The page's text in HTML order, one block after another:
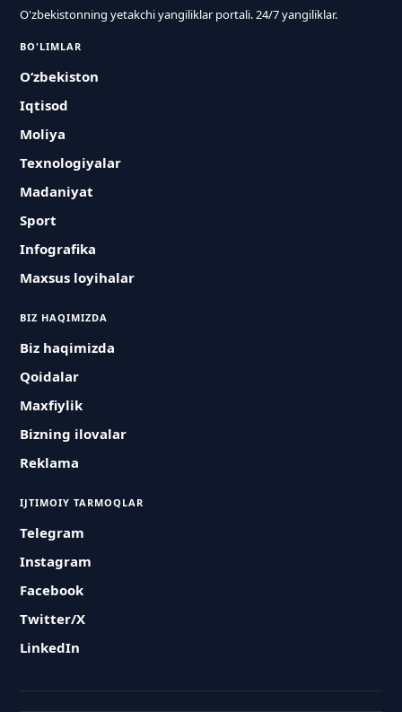
O'zbekistonning yetakchi yangiliklar portali. 24/7 yangiliklar.
BO'LIMLAR
O‘zbekiston
Iqtisod
Moliya
Texnologiyalar
Madaniyat
Sport
Infografika
Maxsus loyihalar
BIZ HAQIMIZDA
Biz haqimizda
Qoidalar
Maxfiylik
Bizning ilovalar
Reklama
IJTIMOIY TARMOQLAR
Telegram
Instagram
Facebook
Twitter/X
LinkedIn